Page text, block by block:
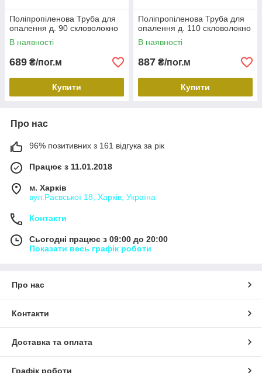
Поліпропіленова Труба для
опалення д. 90 скловолокно
В наявності
689 ₴/пог.м
Купити
Поліпропіленова Труба для
опалення д. 110 скловолокно
В наявності
887 ₴/пог.м
Купити
Про нас
96% позитивних з 161 відгука за рік
Працює з 11.01.2018
м. Харків
вул.Раєвської 18, Харків, Україна
Контакти
Сьогодні працює з 09:00 до 20:00
Показати весь графік роботи
Про нас
Контакти
Доставка та оплата
Графік роботи